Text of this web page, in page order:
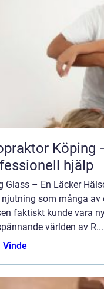
Köping
hjälp
Glass – En Läcker
njutning som många av
faktiskt kunde vara
världen av R...
Vinde